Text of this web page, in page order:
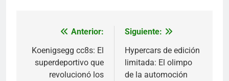
Navegación
de
entradas
Anterior:
Koenigsegg cc8s: El
superdeportivo que
revolucionó los
Siguiente:
Hypercars de edición
limitada: El olimpo
de la automoción